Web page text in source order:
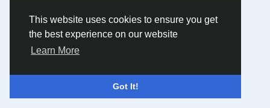
This website uses cookies to ensure you get
the best experience on our website
Learn More
Got It!